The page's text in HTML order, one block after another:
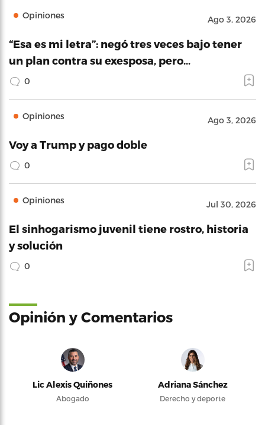
Opiniones Ago 3, 2026
“Esa es mi letra”: negó tres veces bajo tener
un plan contra su exesposa, pero…
0
Opiniones Ago 3, 2026
Voy a Trump y pago doble
0
Opiniones Jul 30, 2026
El sinhogarismo juvenil tiene rostro, historia
y solución
0
Opinión y Comentarios
Lic Alexis Quiñones
Abogado
Adriana Sánchez
Derecho y deporte